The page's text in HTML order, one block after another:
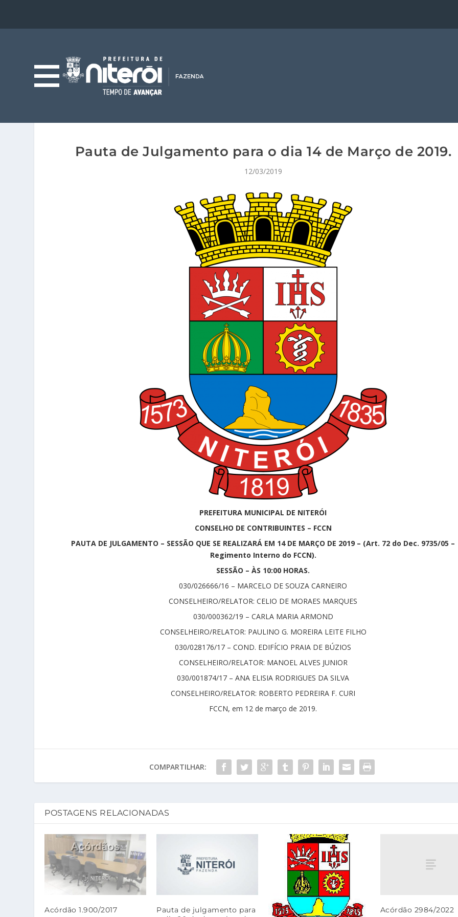
Pauta de Julgamento para o dia 14 de Março de 2019.
12/03/2019
PREFEITURA MUNICIPAL DE NITERÓI
CONSELHO DE CONTRIBUINTES – FCCN
PAUTA DE JULGAMENTO – SESSÃO QUE SE REALIZARÁ EM 14 DE MARÇO DE 2019 – (Art. 72 do Dec. 9735/05 –
Regimento Interno do FCCN).
SESSÃO – ÀS 10:00 HORAS.
030/026666/16 – MARCELO DE SOUZA CARNEIRO
CONSELHEIRO/RELATOR: CELIO DE MORAES MARQUES
030/000362/19 – CARLA MARIA ARMOND
CONSELHEIRO/RELATOR: PAULINO G. MOREIRA LEITE FILHO
030/028176/17 – COND. EDIFÍCIO PRAIA DE BÚZIOS
CONSELHEIRO/RELATOR: MANOEL ALVES JUNIOR
030/001874/17 – ANA ELISIA RODRIGUES DA SILVA
CONSELHEIRO/RELATOR: ROBERTO PEDREIRA F. CURI
FCCN, em 12 de março de 2019.
COMPARTILHAR:
POSTAGENS RELACIONADAS
Acórdão 1.900/2017
Pauta de julgamento para
Acórdão 2984/2022